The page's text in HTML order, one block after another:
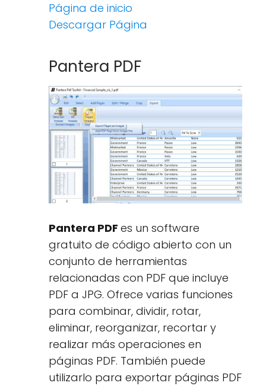
Página de inicio
Descargar Página
Pantera PDF
Pantera PDF es un software
gratuito de código abierto con un
conjunto de herramientas
relacionadas con PDF que incluye
PDF a JPG. Ofrece varias funciones
para combinar, dividir, rotar,
eliminar, reorganizar, recortar y
realizar más operaciones en
páginas PDF. También puede
utilizarlo para exportar páginas PDF